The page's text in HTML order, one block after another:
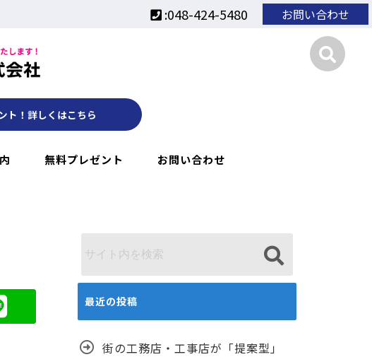
お問い合わせ
:048-424-5480
ト！詳しくはこちら
無料プレゼント お問い合わせ
最近の投稿
街の工務店・工事店が「提案型」